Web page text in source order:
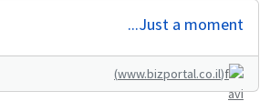
Just a moment...
(www.bizportal.co.il)